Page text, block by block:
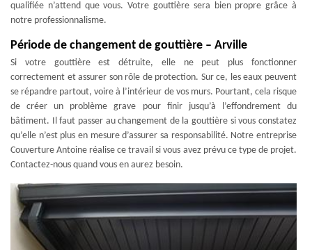
qualifiée n’attend que vous. Votre gouttière sera bien propre grâce à
notre professionnalisme.
Période de changement de gouttière – Arville
Si votre gouttière est détruite, elle ne peut plus fonctionner
correctement et assurer son rôle de protection. Sur ce, les eaux peuvent
se répandre partout, voire à l’intérieur de vos murs. Pourtant, cela risque
de créer un problème grave pour finir jusqu’à l’effondrement du
bâtiment. Il faut passer au changement de la gouttière si vous constatez
qu’elle n’est plus en mesure d’assurer sa responsabilité. Notre entreprise
Couverture Antoine réalise ce travail si vous avez prévu ce type de projet.
Contactez-nous quand vous en aurez besoin.